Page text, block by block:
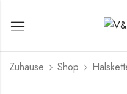
Zuhause Shop